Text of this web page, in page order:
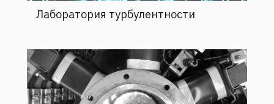
Лаборатория турбулентности